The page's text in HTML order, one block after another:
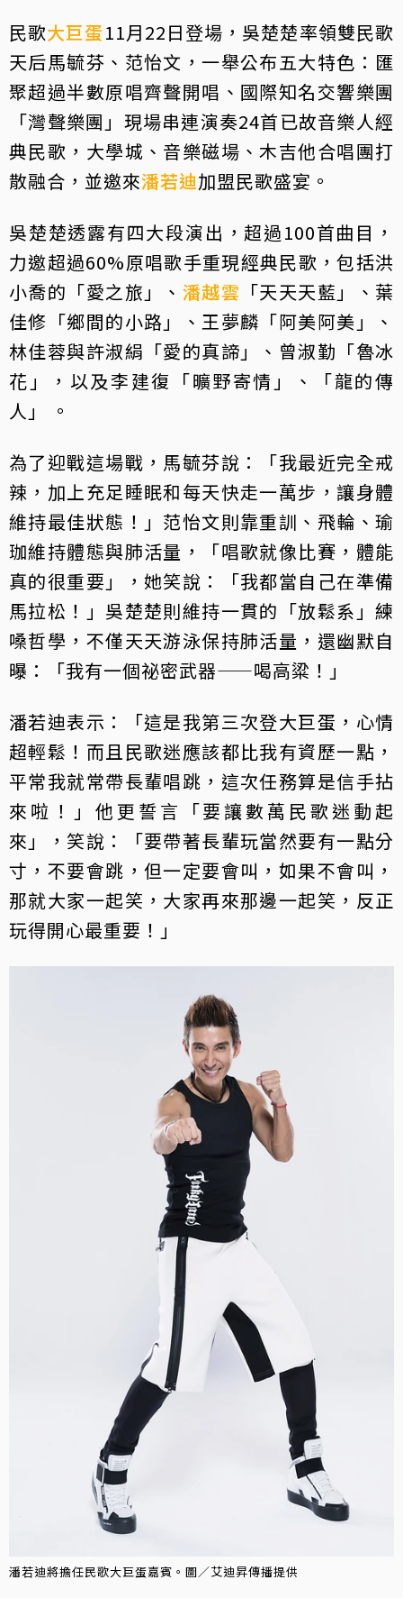
民歌大巨蛋11月22日登場，吳楚楚率領雙民歌
天后馬毓芬、范怡文，一舉公布五大特色：匯
聚超過半數原唱齊聲開唱、國際知名交響樂團
「灣聲樂團」現場串連演奏24首已故音樂人經
典民歌，大學城、音樂磁場、木吉他合唱團打
散融合，並邀來潘若迪加盟民歌盛宴。
吳楚楚透露有四大段演出，超過100首曲目，
力邀超過60%原唱歌手重現經典民歌，包括洪
小喬的「愛之旅」、 潘越雲 「天天天藍」、葉
佳修「鄉間的小路」、王夢麟「阿美阿美」、
林佳蓉與許淑絹「愛的真諦」、曾淑勤「魯冰
花」，以及李建復「曠野寄情」、「龍的傳
人」 。
為了迎戰這場戰，馬毓芬說：「我最近完全戒
辣，加上充足睡眠和每天快走一萬步，讓身體
維持最佳狀態！」范怡文則靠重訓、飛輪、瑜
珈維持體態與肺活量，「唱歌就像比賽，體能
真的很重要」，她笑說：「我都當自己在準備
馬拉松！」吳楚楚則維持一貫的「放鬆系」練
嗓哲學，不僅天天游泳保持肺活量，還幽默自
曝：「我有一個祕密武器——喝高粱！」
潘若迪表示：「這是我第三次登大巨蛋，心情
超輕鬆！而且民歌迷應該都比我有資歷一點，
平常我就常帶長輩唱跳，這次任務算是信手拈
來啦！」他更誓言「要讓數萬民歌迷動起
來」，笑說：「要帶著長輩玩當然要有一點分
寸，不要會跳，但一定要會叫，如果不會叫，
那就大家一起笑，大家再來那邊一起笑，反正
玩得開心最重要！」
潘若迪將擔任民歌大巨蛋嘉賓。圖／艾迪昇傳播提供